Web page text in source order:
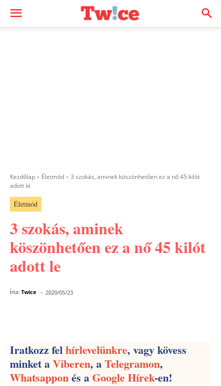
Kezdőlap Életmód
3 szokás, aminek köszönhetően ez a nő 45 kilót
adott le
Életmód
3 szokás, aminek
köszönhetően ez a nő 45 kilót
adott le
Írta: Twice - 2020/05/23
Iratkozz felhírlevelünkre, vagy kövess
minket aViberen, aTelegramon,
Whatsapponés aGoogle Hírek-en!